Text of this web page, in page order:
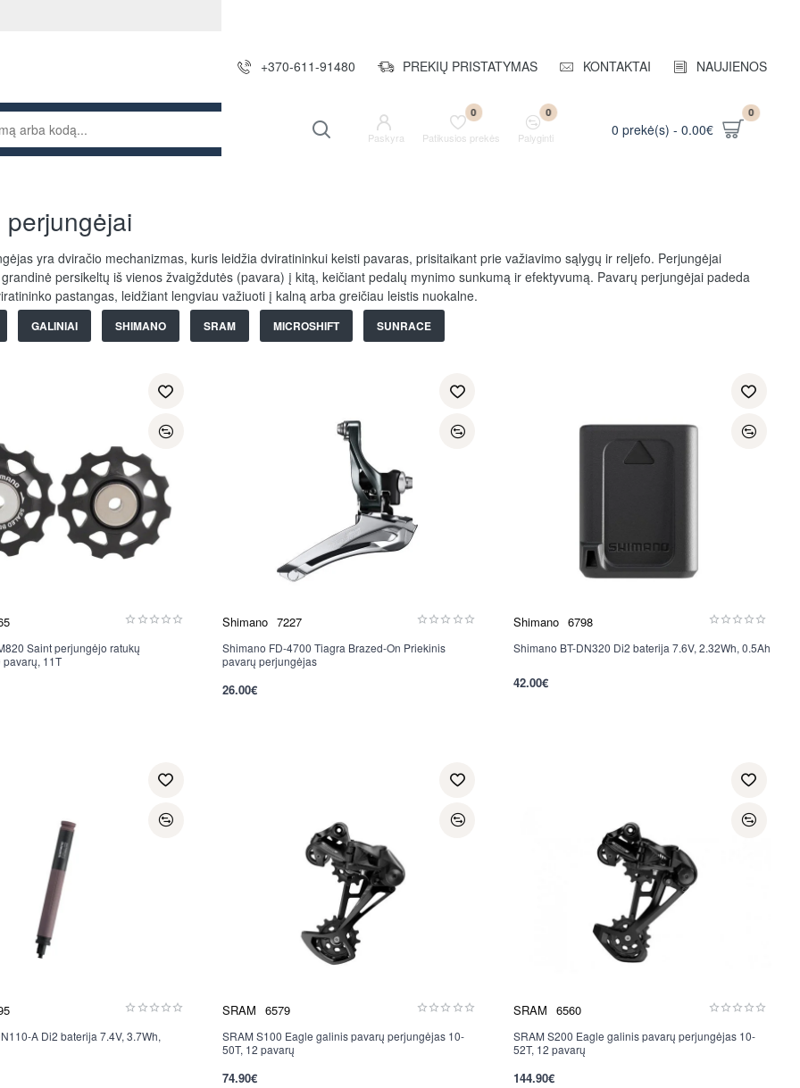
+370-611-91480 PREKIŲ PRISTATYMAS KONTAKTAI NAUJIENOS
Paskyra Patikusios prekės
0
Palyginti
0
0 prekė(s) - 0.00€
0
perjungėjai
yra dviračio mechanizmas, kuris leidžia dviratininkui keisti pavaras, prisitaikant prie važiavimo sąlygų ir reljefo. Perjungėjai
persikeltų iš vienos žvaigždutės (pavara) į kitą, keičiant pedalų mynimo sunkumą ir efektyvumą. Pavarų perjungėjai padeda
pastangas, leidžiant lengviau važiuoti į kalną arba greičiau leistis nuokalne.
GALINIAI SHIMANO SRAM MICROSHIFT SUNRACE
Saint perjungėjo ratukų
11T
per 2-3 d.
Shimano 7227
Shimano FD-4700 Tiagra Brazed-On Priekinis
pavarų perjungėjas
26.00€
Nauja
per 2-3 d.
Shimano 6798
Shimano BT-DN320 Di2 baterija 7.6V, 2.32Wh, 0.5Ah
42.00€
A Di2 baterija 7.4V, 3.7Wh,
Nauja
SRAM 6579
SRAM S100 Eagle galinis pavarų perjungėjas 10-
50T, 12 pavarų
74.90€
Nauja
SRAM 6560
SRAM S200 Eagle galinis pavarų perjungėjas 10-
52T, 12 pavarų
144.90€